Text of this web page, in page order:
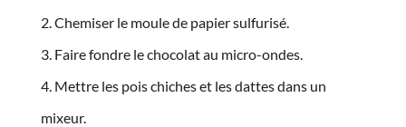
Chemiser le moule de papier sulfurisé.
Faire fondre le chocolat au micro-ondes.
Mettre les pois chiches et les dattes dans un
mixeur.